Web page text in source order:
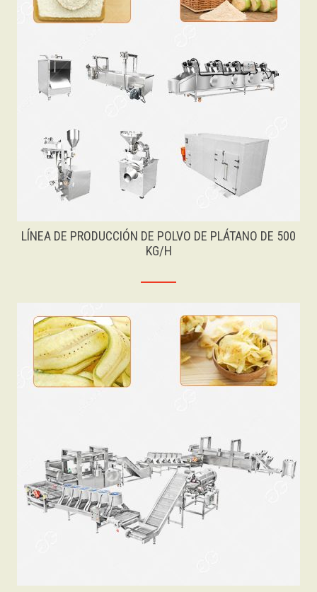
LÍNEA DE PRODUCCIÓN DE POLVO DE PLÁTANO DE 500
KG/H